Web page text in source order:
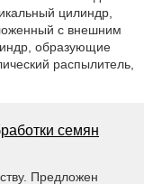
цилиндр,
с внешним
образующие
распылитель,
семян
Предложен